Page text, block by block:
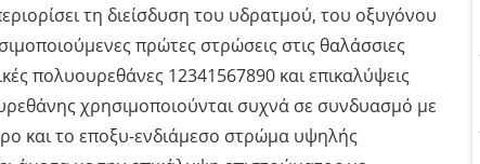
τη διείσδυση του υδρατμού, του οξυγόνου
πρώτες στρώσεις στις θαλάσσιες
πολυουρεθάνες 12341567890 και επικαλύψεις
χρησιμοποιούνται συχνά σε συνδυασμό με
και το εποξυ-ενδιάμεσο στρώμα υψηλής